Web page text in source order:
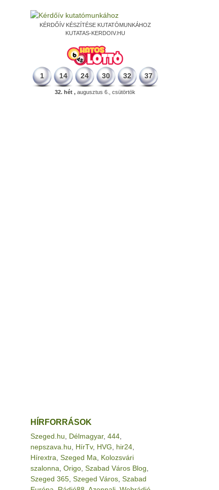
KÉRDŐÍV KÉSZÍTÉSE KUTATÓMUNKÁHOZ
KUTATAS-KERDOIV.HU
1 14 24 30 32 37
32. hét , augusztus 6., csütörtök
HÍRFORRÁSOK
Szeged.hu Délmagyar, 444
nepszava.hu
HírTv, HVG hir24
Hírextra Szeged Ma
Kolozsvári
szalonna Origo Szabad Város Blog
Szeged 365 Szeged Város Szabad